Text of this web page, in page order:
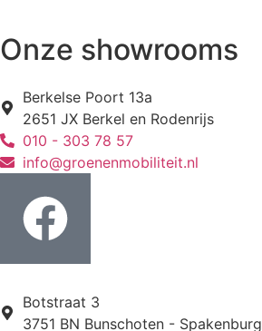
Onze showrooms
Berkelse Poort 13a
2651 JX Berkel en Rodenrijs
010 - 303 78 57
info@groenenmobiliteit.nl
Botstraat 3
3751 BN Bunschoten - Spakenburg